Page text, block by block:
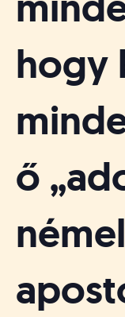
hogy
ő